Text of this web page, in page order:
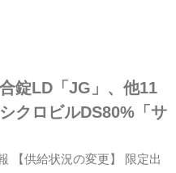
錠LD「JG」、他11
クロビルDS80%「サ
【供給状況の変更】 限定出